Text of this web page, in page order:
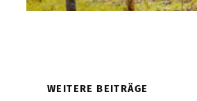
WEITERE BEITRÄGE